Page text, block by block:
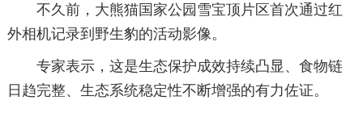
不久前，大熊猫国家公园雪宝顶片区首次通过红
外相机记录到野生豹的活动影像。
专家表示，这是生态保护成效持续凸显、食物链
日趋完整、生态系统稳定性不断增强的有力佐证。